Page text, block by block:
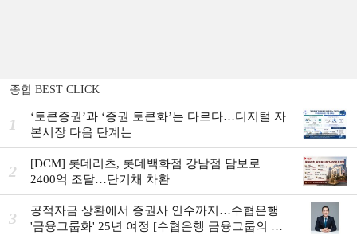
종합 BEST CLICK
1
‘토큰증권’과 ‘증권 토큰화’는 다르다…디지털 자
본시장 다음 단계는
2
[DCM] 롯데리츠, 롯데백화점 강남점 담보로
2400억 조달…단기채 차환
3
공적자금 상환에서 증권사 인수까지…수협은행
'금융그룹화' 25년 여정 [수협은행 금융그룹의 꿈